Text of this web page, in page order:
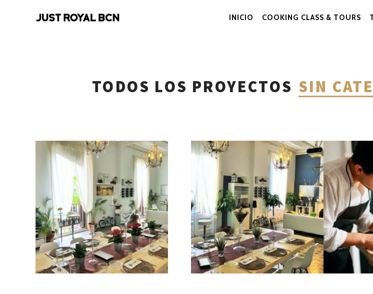
Navegación
INICIO COOKING CLASS & TOURS
TODOS LOS PROYECTOS SIN